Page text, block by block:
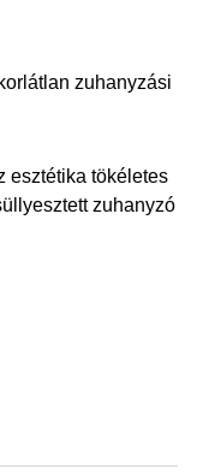
zuhanyzási
esztétika tökéletes
zuhanyzó